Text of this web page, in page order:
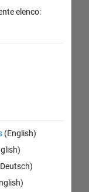
elenco:
(English)